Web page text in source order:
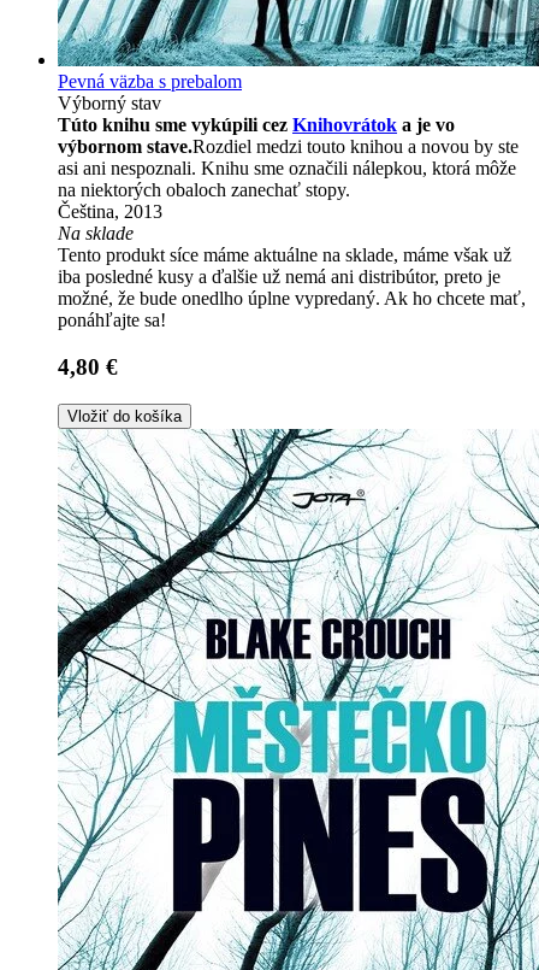
Pevná väzba s prebalom
Výborný stav
Túto knihu sme vykúpili cez Knihovrátok a je vo
výbornom stave.Rozdiel medzi touto knihou a novou by ste
asi ani nespoznali. Knihu sme označili nálepkou, ktorá môže
na niektorých obaloch zanechať stopy.
Čeština, 2013
Na sklade
Tento produkt síce máme aktuálne na sklade, máme však už
iba posledné kusy a ďalšie už nemá ani distribútor, preto je
možné, že bude onedlho úplne vypredaný. Ak ho chcete mať,
ponáhľajte sa!
4,80 €
Vložiť do košíka